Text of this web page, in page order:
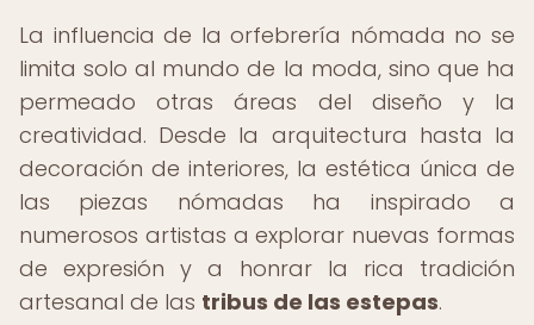
La influencia de la orfebrería nómada no se
limita solo al mundo de la moda, sino que ha
permeado otras áreas del diseño y la
creatividad. Desde la arquitectura hasta la
decoración de interiores, la estética única de
las piezas nómadas ha inspirado a
numerosos artistas a explorar nuevas formas
de expresión y a honrar la rica tradición
artesanal de las tribus de las estepas.